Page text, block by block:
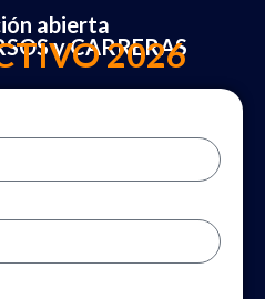
abierta
y CARRERAS
2026